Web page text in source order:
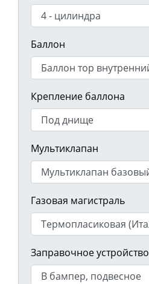
Баллон
Крепление баллона
Мультиклапан
Газовая магистраль
Заправочное устройство